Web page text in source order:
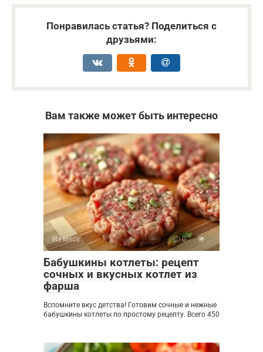
Понравилась статья? Поделиться с
друзьями:
Вам также может быть интересно
Из мяса 0
Бабушкины котлеты: рецепт
сочных и вкусных котлет из
фарша
Вспомните вкус детства! Готовим сочные и нежные
бабушкины котлеты по простому рецепту. Всего 450